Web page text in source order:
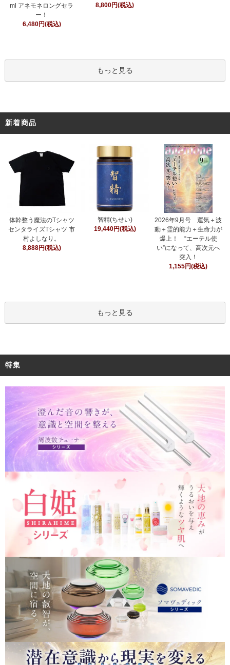
ml アネモネロングセラ
ー！
6,480円(税込)
8,800円(税込)
もっと見る
新着商品
体幹整う魔法のTシャツ
センタライズTシャツ 市
村よしなり。
8,888円(税込)
智精(ちせい)
19,440円(税込)
2026年9月号 運気＋波
動＋霊的能力＋生命力が
爆上！ “エーテル使
い”になって、高次元へ
突入！
1,155円(税込)
もっと見る
特集